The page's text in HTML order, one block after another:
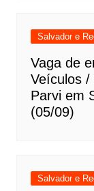
Salvador e
Vaga de
Veículos /
Parvi em
(05/09)
Salvador e